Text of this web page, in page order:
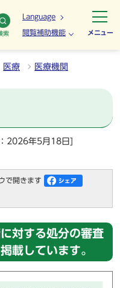
索
Language
閲覧補助機能 メニュー
医療 医療機関
2026年5月18日]
で開きます
対する処分の審査
載しています。